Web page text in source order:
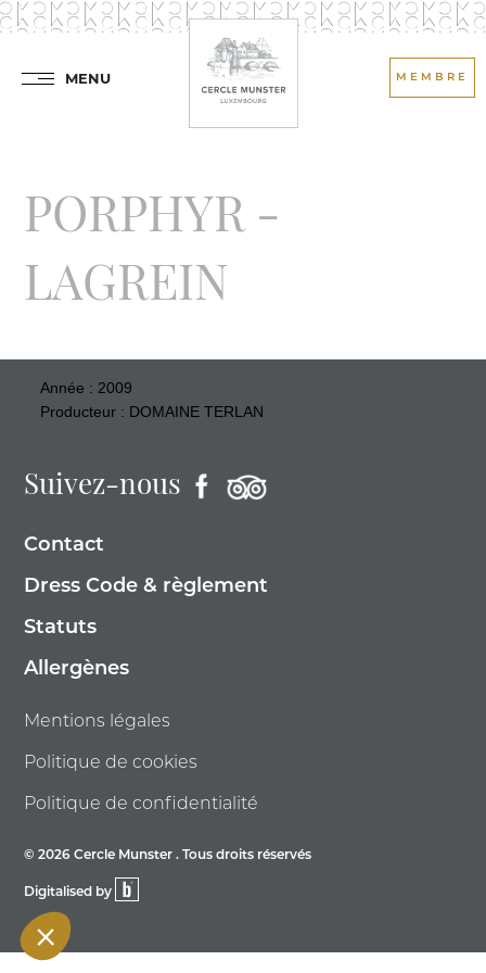
MENU MEMBRE
PORPHYR -
LAGREIN
Année : 2009
Producteur : DOMAINE TERLAN
Suivez-nous
Contact
Dress Code & règlement
Statuts
Allergènes
Mentions légales
Politique de cookies
Politique de confidentialité
© 2026 Cercle Munster . Tous droits réservés
Digitalised by